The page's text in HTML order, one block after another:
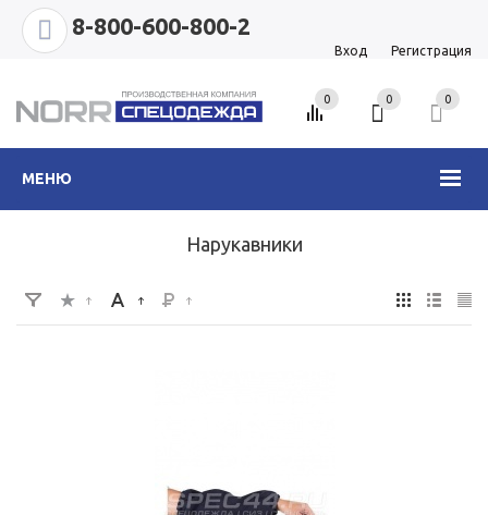
8-800-600-800-2
Вход Регистрация
МЕНЮ
0 0
0
Нарукавники